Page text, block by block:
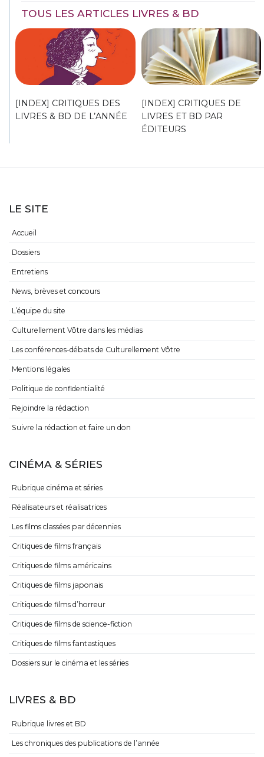
TOUS LES ARTICLES LIVRES & BD
[INDEX] CRITIQUES DES
LIVRES & BD DE L’ANNÉE
[INDEX] CRITIQUES DE
LIVRES ET BD PAR
ÉDITEURS
LE SITE
Accueil
Dossiers
Entretiens
News, brèves et concours
L’équipe du site
Culturellement Vôtre dans les médias
Les conférences-débats de Culturellement Vôtre
Mentions légales
Politique de confidentialité
Rejoindre la rédaction
Suivre la rédaction et faire un don
CINÉMA & SÉRIES
Rubrique cinéma et séries
Réalisateurs et réalisatrices
Les films classées par décennies
Critiques de films français
Critiques de films américains
Critiques de films japonais
Critiques de films d’horreur
Critiques de films de science-fiction
Critiques de films fantastiques
Dossiers sur le cinéma et les séries
LIVRES & BD
Rubrique livres et BD
Les chroniques des publications de l’année